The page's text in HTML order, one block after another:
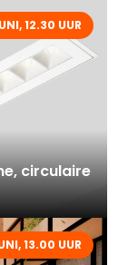
12.30 UUR
circulaire
13.00 UUR